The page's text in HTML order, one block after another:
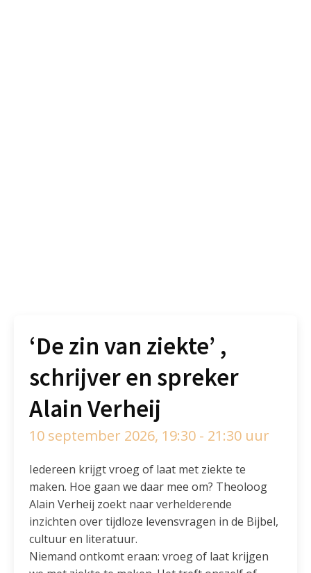
‘De zin van ziekte’ ,
schrijver en spreker
Alain Verheij
10 september 2026, 19:30 - 21:30 uur
Iedereen krijgt vroeg of laat met ziekte te
maken. Hoe gaan we daar mee om? Theoloog
Alain Verheij zoekt naar verhelderende
inzichten over tijdloze levensvragen in de Bijbel,
cultuur en literatuur.
Niemand ontkomt eraan: vroeg of laat krijgen